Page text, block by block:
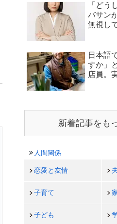
「どう
バサン
無視し
日本語
すか」
店員。
新着記事をも
人間関係
恋愛と友情
子育て
子ども